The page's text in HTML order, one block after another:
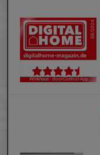
08/2024
Winkhaus - doorControl-App